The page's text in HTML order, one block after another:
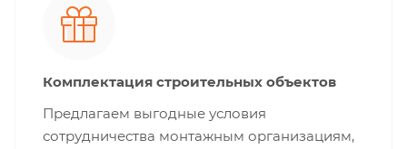
Комплектация строительных объектов
Предлагаем выгодные условия
сотрудничества монтажным организациям,